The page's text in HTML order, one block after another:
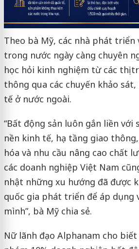
Theo bà Mỹ, các nhà phát triển
trong nước ngày càng chuyên
học hỏi kinh nghiệm từ các thị
thông qua các chuyến khảo
tế ở nước ngoài.
“Bất động sản luôn gắn liền với
nền kinh tế, hạ tầng giao
hóa và nhu cầu nâng cao chất
các doanh nghiệp Việt Nam
nhật những xu hướng đã được
quốc gia phát triển để áp dụng
mình”, bà Mỹ chia sẻ.
Nữ lãnh đạo Alphanam cho